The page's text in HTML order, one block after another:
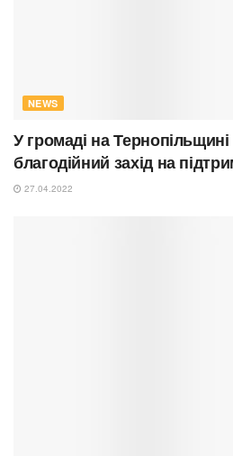
NEWS
У громаді на
благодійний захід на
27.04.2022